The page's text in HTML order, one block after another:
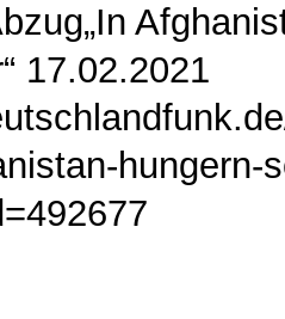
17.02.2021
hungern-